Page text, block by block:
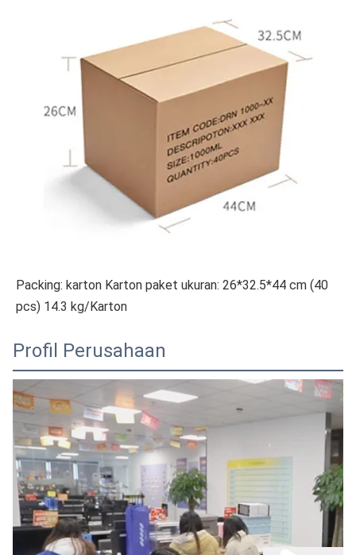
Packing: karton Karton paket ukuran: 26*32.5*44 cm (40
pcs) 14.3 kg/Karton
Profil Perusahaan